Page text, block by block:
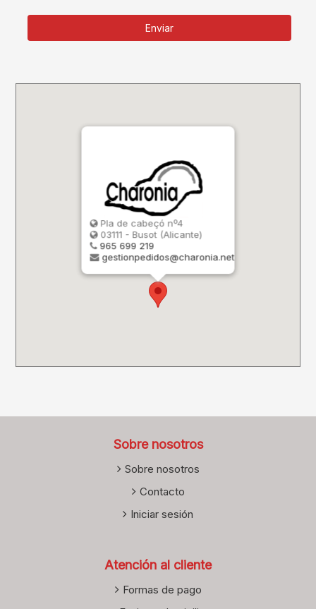
Enviar
Pla de cabeçó nº4
03111 - Busot (Alicante)
965 699 219
gestionpedidos@charonia.net
Sobre nosotros
Sobre nosotros
Contacto
Iniciar sesión
Atención al cliente
Formas de pago